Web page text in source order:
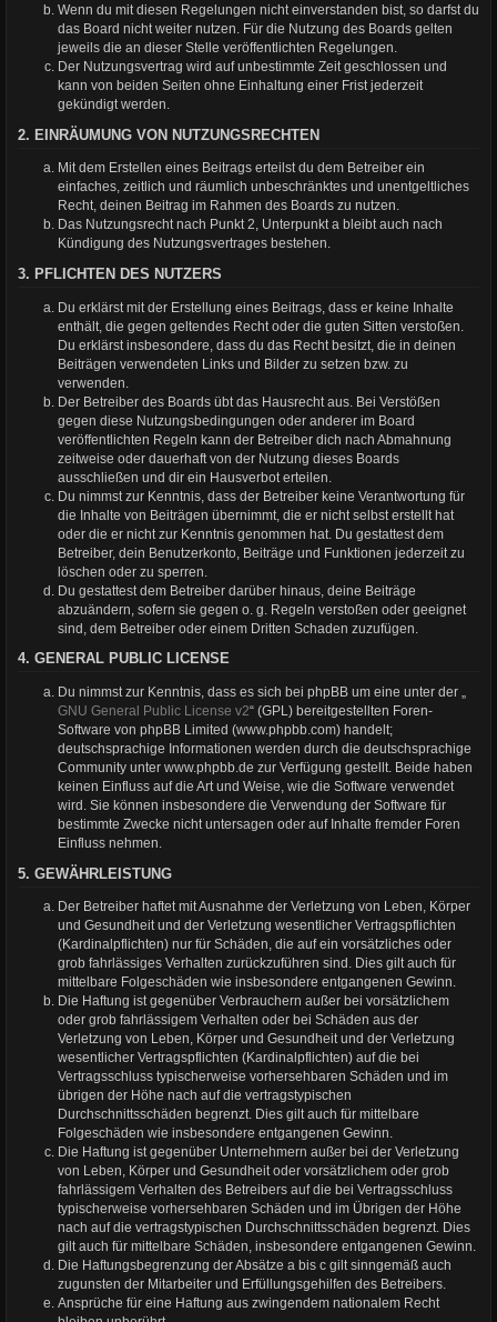
Wenn du mit diesen Regelungen nicht einverstanden bist, so darfst du
das Board nicht weiter nutzen. Für die Nutzung des Boards gelten
jeweils die an dieser Stelle veröffentlichten Regelungen.
Der Nutzungsvertrag wird auf unbestimmte Zeit geschlossen und
kann von beiden Seiten ohne Einhaltung einer Frist jederzeit
gekündigt werden.
2. EINRÄUMUNG VON NUTZUNGSRECHTEN
Mit dem Erstellen eines Beitrags erteilst du dem Betreiber ein
einfaches, zeitlich und räumlich unbeschränktes und unentgeltliches
Recht, deinen Beitrag im Rahmen des Boards zu nutzen.
Das Nutzungsrecht nach Punkt 2, Unterpunkt a bleibt auch nach
Kündigung des Nutzungsvertrages bestehen.
3. PFLICHTEN DES NUTZERS
Du erklärst mit der Erstellung eines Beitrags, dass er keine Inhalte
enthält, die gegen geltendes Recht oder die guten Sitten verstoßen.
Du erklärst insbesondere, dass du das Recht besitzt, die in deinen
Beiträgen verwendeten Links und Bilder zu setzen bzw. zu
verwenden.
Der Betreiber des Boards übt das Hausrecht aus. Bei Verstößen
gegen diese Nutzungsbedingungen oder anderer im Board
veröffentlichten Regeln kann der Betreiber dich nach Abmahnung
zeitweise oder dauerhaft von der Nutzung dieses Boards
ausschließen und dir ein Hausverbot erteilen.
Du nimmst zur Kenntnis, dass der Betreiber keine Verantwortung für
die Inhalte von Beiträgen übernimmt, die er nicht selbst erstellt hat
oder die er nicht zur Kenntnis genommen hat. Du gestattest dem
Betreiber, dein Benutzerkonto, Beiträge und Funktionen jederzeit zu
löschen oder zu sperren.
Du gestattest dem Betreiber darüber hinaus, deine Beiträge
abzuändern, sofern sie gegen o. g. Regeln verstoßen oder geeignet
sind, dem Betreiber oder einem Dritten Schaden zuzufügen.
4. GENERAL PUBLIC LICENSE
Du nimmst zur Kenntnis, dass es sich bei phpBB um eine unter der „
GNU General Public License v2“ (GPL) bereitgestellten Foren-
Software von phpBB Limited (www.phpbb.com) handelt;
deutschsprachige Informationen werden durch die deutschsprachige
Community unter www.phpbb.de zur Verfügung gestellt. Beide haben
keinen Einfluss auf die Art und Weise, wie die Software verwendet
wird. Sie können insbesondere die Verwendung der Software für
bestimmte Zwecke nicht untersagen oder auf Inhalte fremder Foren
Einfluss nehmen.
5. GEWÄHRLEISTUNG
Der Betreiber haftet mit Ausnahme der Verletzung von Leben, Körper
und Gesundheit und der Verletzung wesentlicher Vertragspflichten
(Kardinalpflichten) nur für Schäden, die auf ein vorsätzliches oder
grob fahrlässiges Verhalten zurückzuführen sind. Dies gilt auch für
mittelbare Folgeschäden wie insbesondere entgangenen Gewinn.
Die Haftung ist gegenüber Verbrauchern außer bei vorsätzlichem
oder grob fahrlässigem Verhalten oder bei Schäden aus der
Verletzung von Leben, Körper und Gesundheit und der Verletzung
wesentlicher Vertragspflichten (Kardinalpflichten) auf die bei
Vertragsschluss typischerweise vorhersehbaren Schäden und im
übrigen der Höhe nach auf die vertragstypischen
Durchschnittsschäden begrenzt. Dies gilt auch für mittelbare
Folgeschäden wie insbesondere entgangenen Gewinn.
Die Haftung ist gegenüber Unternehmern außer bei der Verletzung
von Leben, Körper und Gesundheit oder vorsätzlichem oder grob
fahrlässigem Verhalten des Betreibers auf die bei Vertragsschluss
typischerweise vorhersehbaren Schäden und im Übrigen der Höhe
nach auf die vertragstypischen Durchschnittsschäden begrenzt. Dies
gilt auch für mittelbare Schäden, insbesondere entgangenen Gewinn.
Die Haftungsbegrenzung der Absätze a bis c gilt sinngemäß auch
zugunsten der Mitarbeiter und Erfüllungsgehilfen des Betreibers.
Ansprüche für eine Haftung aus zwingendem nationalem Recht